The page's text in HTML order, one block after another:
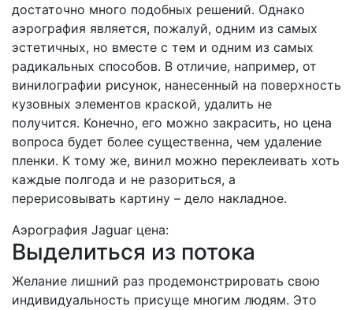
достаточно много подобных решений. Однако
аэрография является, пожалуй, одним из самых
эстетичных, но вместе с тем и одним из самых
радикальных способов. В отличие, например, от
винилографии рисунок, нанесенный на поверхность
кузовных элементов краской, удалить не
получится. Конечно, его можно закрасить, но цена
вопроса будет более существенна, чем удаление
пленки. К тому же, винил можно переклеивать хоть
каждые полгода и не разориться, а
перерисовывать картину – дело накладное.
Аэрография Jaguar цена:
Выделиться из потока
Желание лишний раз продемонстрировать свою
индивидуальность присуще многим людям. Это